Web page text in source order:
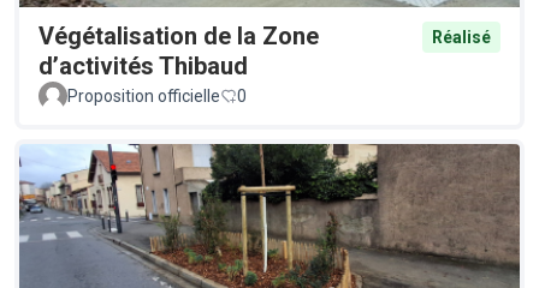
Végétalisation de la Zone
d’activités Thibaud
Réalisé
Proposition officielle 0